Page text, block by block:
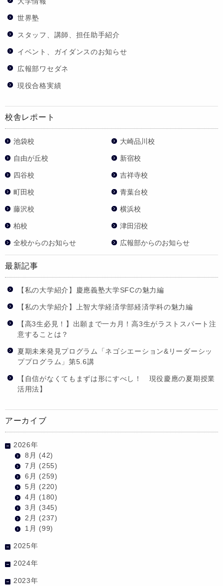
世界塾
スタッフ、講師、担任助手紹介
イベント、ガイダンスのお知らせ
広報部ワセダネ
現役合格実績
校舎レポート
池袋校 大崎品川校
自由が丘校 新宿校
四谷校 吉祥寺校
町田校 青葉台校
藤沢校 横浜校
柏校 津田沼校
全校からのお知らせ 広報部からのお知らせ
最新記事
【私の大学紹介】慶應義塾大学SFCの魅力編
【私の大学紹介】上智大学経済学部経済学科の魅力編
【高3生必見！】出願まで一カ月！高3生がラストスパート注
意することは？
夏期未来発見プログラム「ネゴシエーション&リーダーシッ
ププログラム」第5.6講
【自信がなくてもまずは形にすべし！ 現役慶應の夏期授業
活用法】
アーカイブ
2026年
8月 (42)
7月 (255)
6月 (259)
5月 (220)
4月 (180)
3月 (345)
2月 (237)
1月 (99)
2025年
2024年
2023年